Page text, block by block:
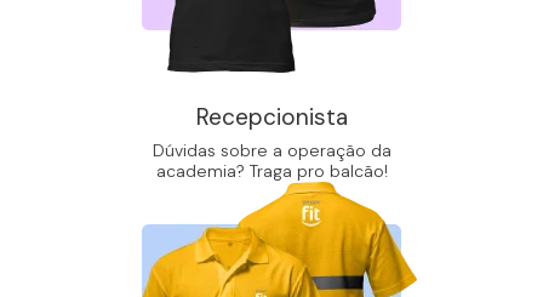
Recepcionista
Dúvidas sobre a operação da
academia? Traga pro balcão!